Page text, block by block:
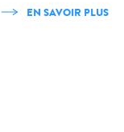
EN SAVOIR PLUS